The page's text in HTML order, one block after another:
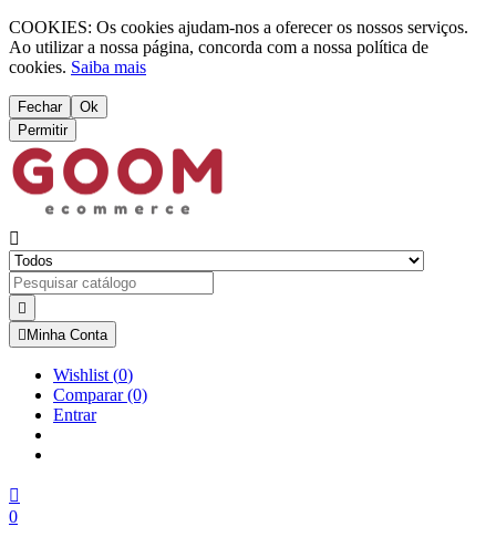
COOKIES: Os cookies ajudam-nos a oferecer os nossos serviços.
Ao utilizar a nossa página, concorda com a nossa política de
cookies. Saiba mais
Fechar
Ok
Permitir


 Minha Conta
Wishlist (0)
Comparar(0)
Entrar

0